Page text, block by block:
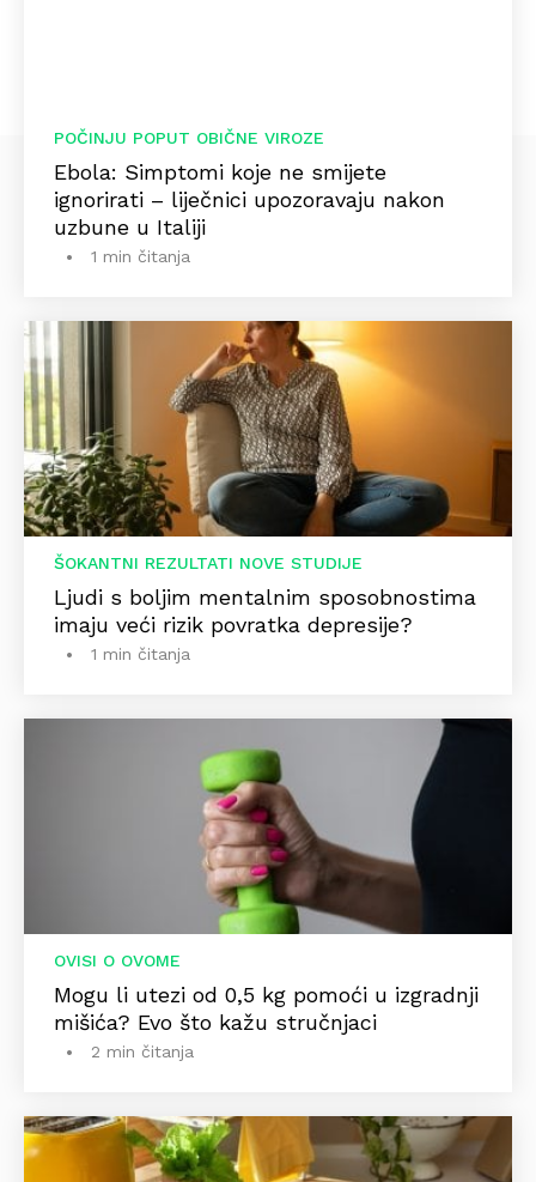
POČINJU POPUT OBIČNE VIROZE
Ebola: Simptomi koje ne smijete
ignorirati – liječnici upozoravaju nakon
uzbune u Italiji
1 min čitanja
ŠOKANTNI REZULTATI NOVE STUDIJE
Ljudi s boljim mentalnim sposobnostima
imaju veći rizik povratka depresije?
1 min čitanja
OVISI O OVOME
Mogu li utezi od 0,5 kg pomoći u izgradnji
mišića? Evo što kažu stručnjaci
2 min čitanja